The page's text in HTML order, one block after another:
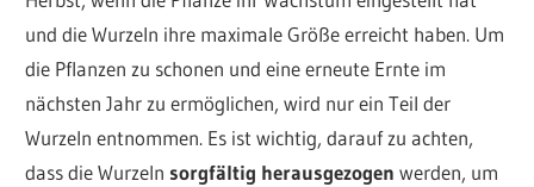
und die Wurzeln ihre maximale Größe erreicht haben. Um
die Pflanzen zu schonen und eine erneute Ernte im
nächsten Jahr zu ermöglichen, wird nur ein Teil der
Wurzeln entnommen. Es ist wichtig, darauf zu achten,
dass die Wurzeln sorgfältig herausgezogen werden, um